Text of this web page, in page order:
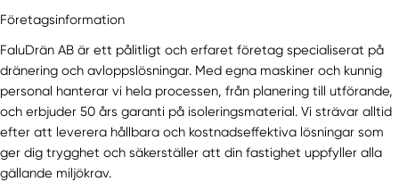
Linghed
Ludvika
Malung
Malungsfors
Mockfjärd
Företagsinformation
FaluDrän AB är ett pålitligt och erfaret företag specialiserat på
dränering och avloppslösningar. Med egna maskiner och kunnig
personal hanterar vi hela processen, från planering till utförande,
och erbjuder 50 års garanti på isoleringsmaterial. Vi strävar alltid
efter att leverera hållbara och kostnadseffektiva lösningar som
ger dig trygghet och säkerställer att din fastighet uppfyller alla
gällande miljökrav.